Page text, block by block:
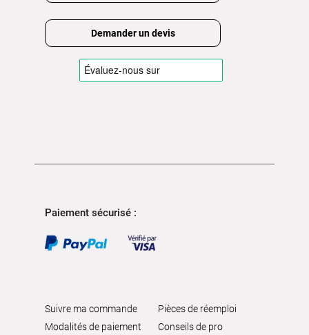
Demander un devis
Paiement sécurisé :
Suivre ma commande
Modalités de paiement
Pièces de réemploi
Conseils de pro